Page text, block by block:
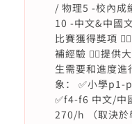
/ 物理5 -校內成
10 -中文&中國
比賽獲得獎項
補經驗 👍🏻提供
生需要和進度
象： ✅小學p1-
✅f4-f6 中文/中
270/h （取決於